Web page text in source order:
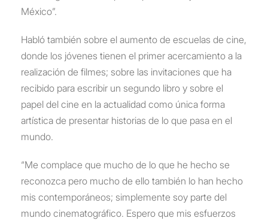
México”.
Habló también sobre el aumento de escuelas de cine,
donde los jóvenes tienen el primer acercamiento a la
realización de filmes; sobre las invitaciones que ha
recibido para escribir un segundo libro y sobre el
papel del cine en la actualidad como única forma
artística de presentar historias de lo que pasa en el
mundo.
“Me complace que mucho de lo que he hecho se
reconozca pero mucho de ello también lo han hecho
mis contemporáneos; simplemente soy parte del
mundo cinematográfico. Espero que mis esfuerzos